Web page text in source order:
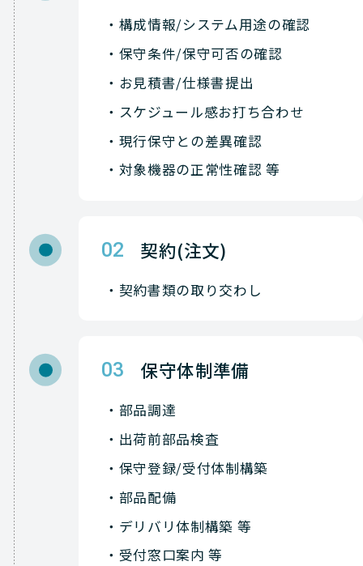
Check-Point NETWORK（ネットワーク）
Check-Point NETWORK（ネットワーク）
Check-Point NETWORK（ネットワーク）
Check-Point NETWORK（ネットワーク）
Check-Point NETWORK（ネットワーク）
Check-Point
Check-Point NETWORK（ネットワーク）
Check-Point NETWORK（ネットワーク）
Check-Point
Check-Point NETWORK（ネットワーク）
Check-Point NETWORK（ネットワーク）
Check-Point NETWORK（ネットワーク）
Check-Point NETWORK（ネットワーク）
Check-Point NETWORK（ネットワーク）
構成情報/システム用途の確認
保守条件/保守可否の確認
お見積書/仕様書提出
スケジュール感お打ち合わせ
現行保守との差異確認
対象機器の正常性確認 等
02 契約(注文)
契約書類の取り交わし
03 保守体制準備
部品調達
出荷前部品検査
保守登録/受付体制構築
部品配備
デリバリ体制構築 等
受付窓口案内 等